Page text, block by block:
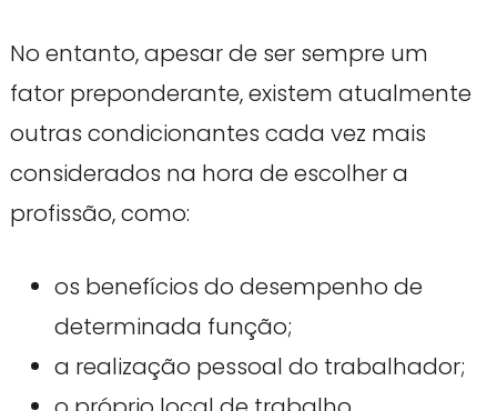
No entanto, apesar de ser sempre um
fator preponderante, existem atualmente
outras condicionantes cada vez mais
considerados na hora de escolher a
profissão, como:
os benefícios do desempenho de
determinada função;
a realização pessoal do trabalhador;